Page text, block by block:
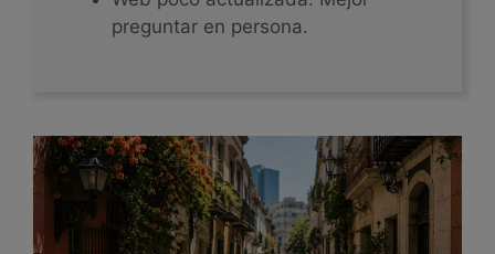
preguntar en persona.